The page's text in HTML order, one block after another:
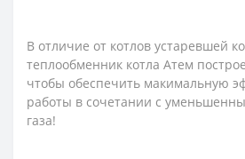
В отличие от котлов устаревшей
теплообменник котла Атем
чтобы обеспечить макимальную
работы в сочетании с
газа!